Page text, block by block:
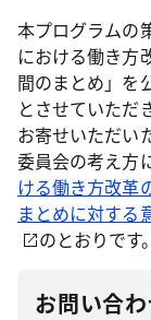
本プログラムの
における働き方
間のまとめ」を
とさせていただ
お寄せいただい
委員会の考え方
ける働き方改革
まとめに対する
のとおりです。
お問い合